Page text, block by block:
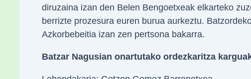
diruzaina izan den Belen Bengoetxeak elkarteko
berrizte prozesura euren burua aurkeztu.
Azkorbebeitia izan zen pertsona bakarra.
Batzar Nagusian onartutako ordezkaritza